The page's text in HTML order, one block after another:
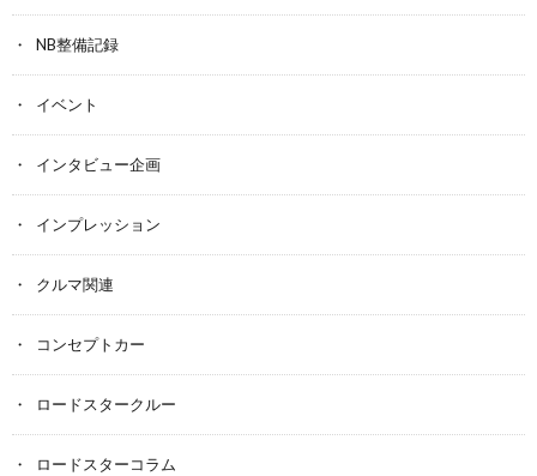
NB整備記録
イベント
インタビュー企画
インプレッション
クルマ関連
コンセプトカー
ロードスタークルー
ロードスターコラム